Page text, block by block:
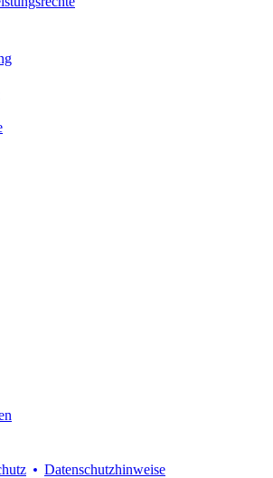
Datenschutzhinweise